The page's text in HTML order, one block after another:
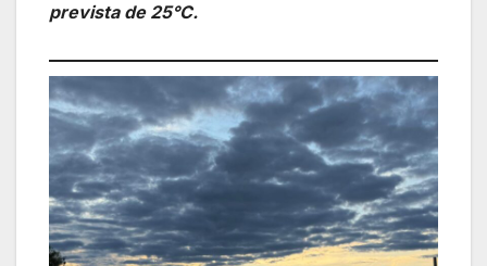
prevista de 25°C.